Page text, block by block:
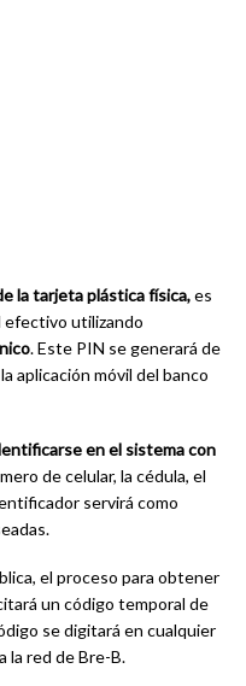
la tarjeta plástica física,es
efectivo utilizando
. Este PIN se generará de
aplicación móvil del banco
en el sistema con
de celular, la cédula, el
servirá como
el proceso para obtener
un código temporal de
se digitará en cualquier
la red de Bre-B.